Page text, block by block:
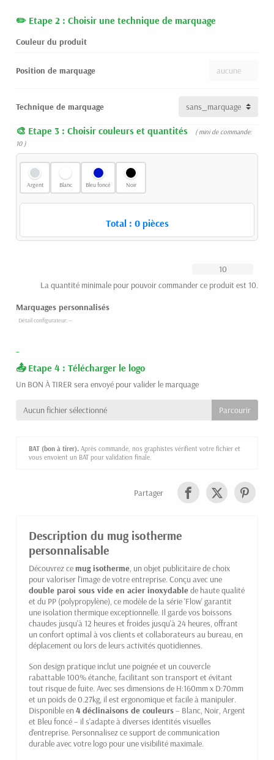
Etape 2 : Choisir une technique de marquage
Couleur du produit
Position de marquage
Technique de marquage
Etape 3 : Choisir couleurs et quantités
( mini de commande:
10 )
Argent Blanc Bleu foncé Noir
Total : 0pièces
La quantité minimale pour pouvoir commander ce produit est 10.
Marquages personnalisés
-
Etape 4 : Télécharger le logo
Un BON À TIRER sera envoyé pour valider le marquage
Aucun fichier sélectionné
BAT (bon à tirer). Après commande, nos graphistes vérifient votre fichier et
vous envoient un BAT pour validation finale.
Partager
Description du mug isotherme
personnalisable
Découvrez cemug isotherme, un objet publicitaire de choix
pour valoriser l'image de votre entreprise. Conçu avec une
double paroi sous vide en acier inoxydablede haute qualité
et du PP (polypropylène), ce modèle de la série 'Flow' garantit
une isolation thermique exceptionnelle. Il garde vos boissons
chaudes jusqu'à 12 heures et froides jusqu'à 24 heures, offrant
un confort optimal à vos clients et collaborateurs au bureau, en
déplacement ou lors de leurs activités quotidiennes.
Son design pratique inclut une poignée et un couvercle
rabattable 100% étanche, facilitant son transport et évitant
tout risque de fuite. Avec ses dimensions de H:160mm x D:70mm
et un poids de 0.27kg, il est ergonomique et facile à manipuler.
Disponible en4 déclinaisons de couleurs– Blanc, Noir, Argent
et Bleu foncé – il s'adapte à diverses identités visuelles
d'entreprise. Personnalisez ce support de communication
durable avec votre logo pour une visibilité maximale.